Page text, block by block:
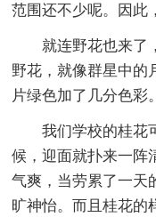
范围还不少呢。因此
就连野花也来了，
野花，就像群星中的
片绿色加了几分色彩。
我们学校的桂花可
候，迎面就扑来一阵
气爽，当劳累了一天
旷神怡。而且桂花的